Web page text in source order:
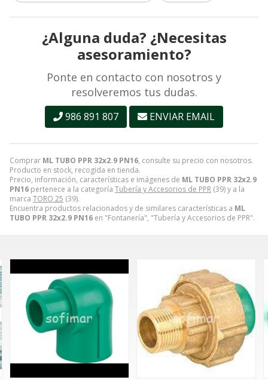
Comprar ML TUBO PPR 32x2.9 PN16, consulte su precio con nosotros.
Producto en stock, recogida en tienda.
Precio, información, características e imágenes de ML TUBO PPR 32x2.9
PN16 pertenece a la categoría Tubería y Accesorios de PPR (39) y a la
marca TORO 25 (39).
Encuentra productos relacionados y de similares características a ML
TUBO PPR 32x2.9 PN16 en "Fontanería", "Tubería y Accesorios de PPR".
¿Alguna duda? ¿Necesitas
asesoramiento?
Ponte en contacto con nosotros y
resolveremos tus dudas.
986 891 807 ENVIAR EMAIL